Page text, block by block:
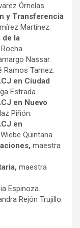
Órnelas.
y Transferencia
Martínez.
de la
Nassar.
Ramos Tamez.
en Ciudad
Estrada.
en Nuevo
Piñón.
en
Quintana.
maestra
maestra
Espinoza.
Rejón Trujillo.